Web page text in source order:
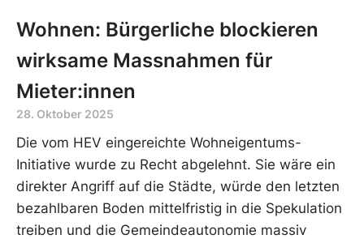
Wohnen: Bürgerliche blockieren
wirksame Massnahmen für
Mieter:innen
28. Oktober 2025
Die vom HEV eingereichte Wohneigentums-
Initiative wurde zu Recht abgelehnt. Sie wäre ein
direkter Angriff auf die Städte, würde den letzten
bezahlbaren Boden mittelfristig in die Spekulation
treiben und die Gemeindeautonomie massiv